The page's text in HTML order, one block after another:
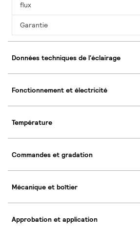
flux
Garantie
Données techniques de l'éclairage
Fonctionnement et électricité
Température
Commandes et gradation
Mécanique et boîtier
Approbation et application